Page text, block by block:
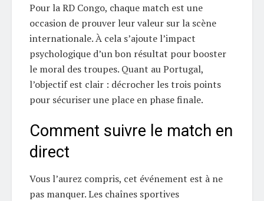
Pour la RD Congo, chaque match est une
occasion de prouver leur valeur sur la scène
internationale. À cela s’ajoute l’impact
psychologique d’un bon résultat pour booster
le moral des troupes. Quant au Portugal,
l’objectif est clair : décrocher les trois points
pour sécuriser une place en phase finale.
Comment suivre le match en
direct
Vous l’aurez compris, cet événement est à ne
pas manquer. Les chaînes sportives